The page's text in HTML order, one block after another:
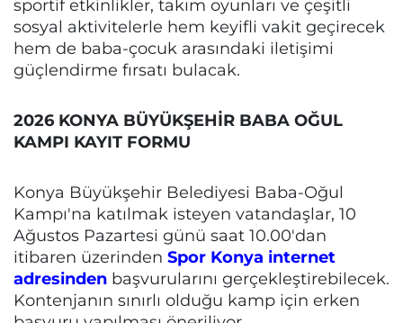
sportif etkinlikler, takım oyunları ve çeşitli
sosyal aktivitelerle hem keyifli vakit geçirecek
hem de baba-çocuk arasındaki iletişimi
güçlendirme fırsatı bulacak.
2026 KONYA BÜYÜKŞEHİR BABA OĞUL
KAMPI KAYIT FORMU
Konya Büyükşehir Belediyesi Baba-Oğul
Kampı'na katılmak isteyen vatandaşlar, 10
Ağustos Pazartesi günü saat 10.00'dan
itibaren üzerinden Spor Konya internet
adresinden başvurularını gerçekleştirebilecek.
Kontenjanın sınırlı olduğu kamp için erken